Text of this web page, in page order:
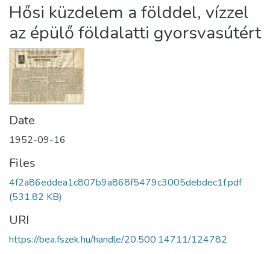
About us
Hősi küzdelem a földdel, vízzel
az épülő földalatti gyorsvasútért
Date
1952-09-16
Files
4f2a86eddea1c807b9a868f5479c3005debdec1f.pdf
(531.82 KB)
URI
https://bea.fszek.hu/handle/20.500.14711/124782